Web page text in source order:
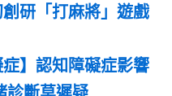
創研「打麻將」遊戲
症】認知障礙症影響